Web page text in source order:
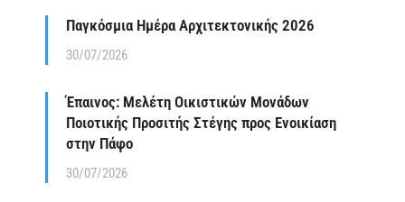
Παγκόσμια Ημέρα Αρχιτεκτονικής 2026
30/07/2026
Έπαινος: Μελέτη Οικιστικών Μονάδων
Ποιοτικής Προσιτής Στέγης προς Ενοικίαση
στην Πάφο
30/07/2026